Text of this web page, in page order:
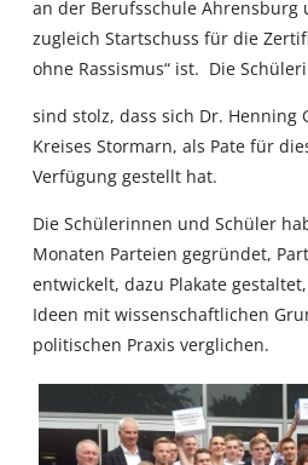
an der Berufsschule Ahrensburg
zugleich Startschuss für die
ohne Rassismus“ ist. Die
sind stolz, dass sich Dr. Henning
Kreises Stormarn, als Pate für
Verfügung gestellt hat.
Die Schülerinnen und Schüler
Monaten Parteien gegründet,
entwickelt, dazu Plakate
Ideen mit wissenschaftlichen
politischen Praxis verglichen.